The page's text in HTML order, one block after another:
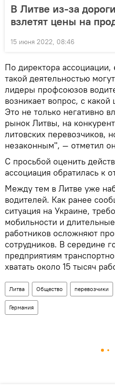
В Литве из-за
взлетят цены на
15 июня 2022, 08:46
По директора ассоциации,
такой деятельностью
лидеры профсоюзов
возникает вопрос, с
Это не только негативно
рынок Литвы, на
литовских перевозчиков,
незаконным", — отметил
С просьбой оценить
ассоциация обратилась к
Между тем в Литве уже
водителей. Как ранее
ситуация на Украине,
мобильности и
работников осложняют
сотрудников. В середине
предприятиям
хватать около 15 тысяч
Литва Общество перевозчики
Германия